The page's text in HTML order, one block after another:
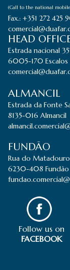
(Call to the national
Fax.: +351 272 425
HEAD
Estrada nacional
6005-170 Escalos
ALMANCIL
Estrada da Fonte
8135-016 Almancil
FUNDÃO
Rua do
6230-408 Fundão
Follow us on
FACEBOOK